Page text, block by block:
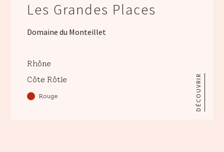
Les Grandes Places
Domaine du Monteillet
Rhône
Côte Rôtie
Rouge DÉCOUVRIR